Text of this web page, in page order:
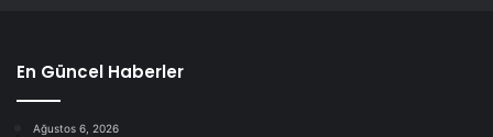
En Güncel Haberler
Ağustos 6, 2026